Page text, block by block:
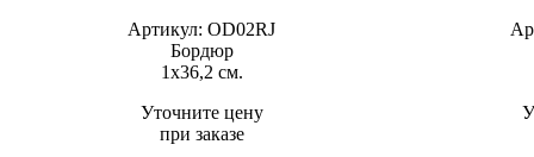
Артикул: OD02RJ
Бордюр
1x36,2 см.
Уточните цену
при заказе